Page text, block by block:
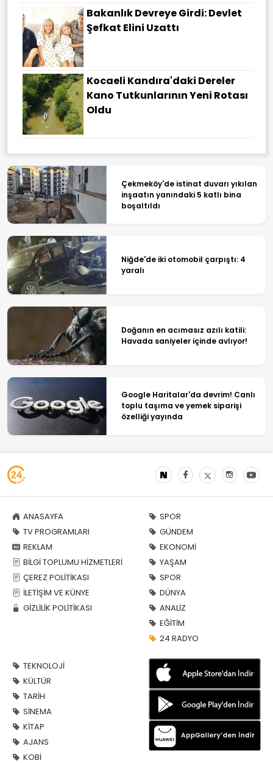
Bakanlık Devreye Girdi: Devlet
Şefkat Elini Uzattı
Kocaeli Kandıra'daki Dereler
Kano Tutkunlarının Yeni Rotası
Oldu
Çekmeköy'de istinat duvarı yıkılan
inşaatın yanındaki 5 katlı bina
boşaltıldı
Niğde'de iki otomobil çarpıştı: 4
yaralı
Doğanın en acımasız azılı katili:
Havada saniyeler içinde avlıyor!
Google Haritalar'da devrim! Canlı
toplu taşıma ve yemek siparişi
özelliği yayında
ANASAYFA
TV PROGRAMLARI
REKLAM
BİLGİ TOPLUMU HİZMETLERİ
ÇEREZ POLİTİKASI
İLETİŞİM VE KÜNYE
GİZLİLİK POLİTİKASI
SPOR
GÜNDEM
EKONOMİ
YAŞAM
SPOR
DÜNYA
ANALİZ
EĞİTİM
24 RADYO
TEKNOLOJİ
KÜLTÜR
TARİH
SİNEMA
KİTAP
AJANS
KOBİ